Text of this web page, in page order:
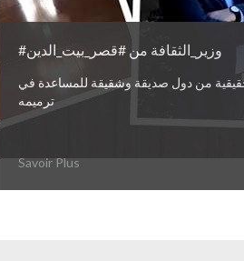
#وزير_الثقافة من #قصر_بيت_الدين
من دول صديقة وشقيقة للمساعدة في
ترميمه
Savoir Plus